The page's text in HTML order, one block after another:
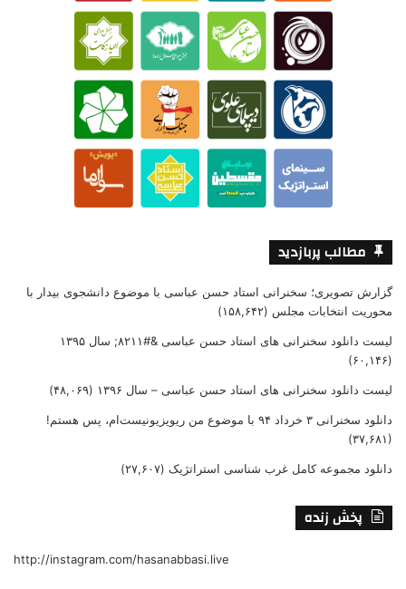
مطالب پربازدید
گزارش تصویری؛ سخنرانی استاد حسن عباسی با موضوع دانشجوی بیدار با
محوریت انتخابات مجلس (۱۵۸,۶۴۲)
لیست دانلود سخنرانی های استاد حسن عباسی &#۸۲۱۱; سال ۱۳۹۵
(۶۰,۱۴۶)
لیست دانلود سخنرانی های استاد حسن عباسی – سال ۱۳۹۶ (۴۸,۰۶۹)
دانلود سخنرانی ۳ خرداد ۹۴ با موضوع من ریویزیونیست‌ام، پس هستم!
(۳۷,۶۸۱)
دانلود مجموعه کامل غرب شناسی استراتژیک (۲۷,۶۰۷)
پخش زنده
http://instagram.com/hasanabbasi.live